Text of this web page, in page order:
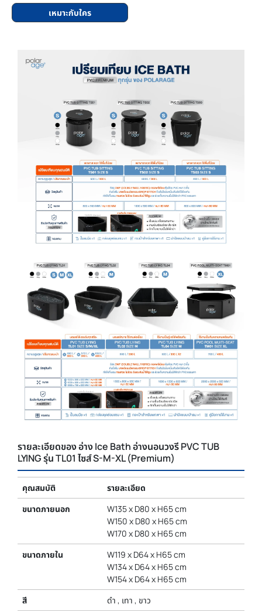
เหมาะกับใคร
รายละเอียดของ อ่าง Ice Bath อ่างนอนวงรี PVC TUB
LYING รุ่น TL01 ไซส์ S-M-XL (Premium)
คุณสมบัติ
รายละเอียด
ขนาดภายนอก
W135 x D80 x H65 cm
W150 x D80 x H65 cm
W170 x D80 x H65 cm
ขนาดภายใน
W119 x D64 x H65 cm
W134 x D64 x H65 cm
W154 x D64 x H65 cm
สี
ดำ , เทา , ขาว